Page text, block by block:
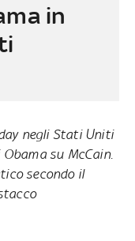
in
negli Stati Uniti
su McCain.
secondo il